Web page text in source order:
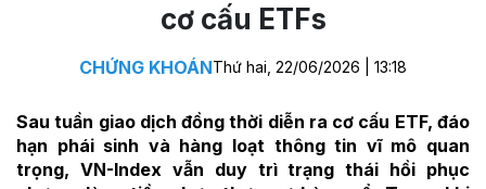
cơ cấu ETFs
CHỨNG KHOÁNThứ hai, 22/06/2026 | 13:18
Sau tuần giao dịch đồng thời diễn ra cơ cấu ETF, đáo
hạn phái sinh và hàng loạt thông tin vĩ mô quan
trọng, VN-Index vẫn duy trì trạng thái hồi phục